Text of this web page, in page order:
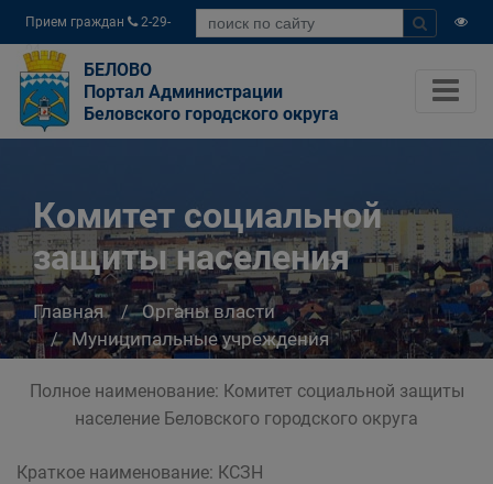
Прием граждан
2-29-
04
БЕЛОВО
Портал Администрации
Беловского городского округа
Комитет социальной
защиты населения
Главная
Органы власти
Муниципальные учреждения
Комитет социальной защиты населения
Полное наименование: Комитет социальной защиты
население Беловского городского округа
Краткое наименование: КСЗН